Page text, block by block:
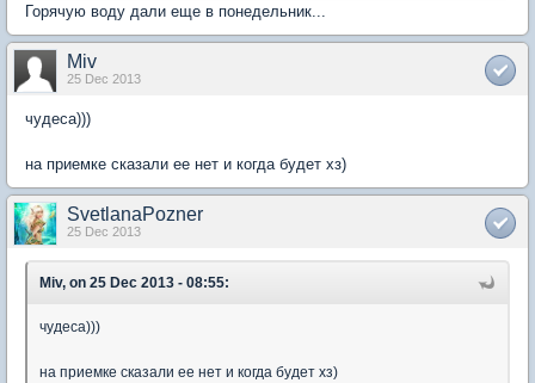
Горячую воду дали еще в понедельник...
Miv
25 Dec 2013
чудеса)))
на приемке сказали ее нет и когда будет хз)
SvetlanaPozner
25 Dec 2013
Miv, on 25 Dec 2013 - 08:55:
чудеса)))
на приемке сказали ее нет и когда будет хз)